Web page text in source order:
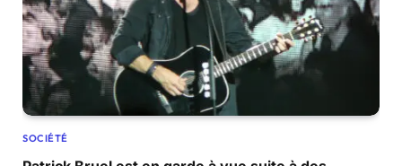
SOCIÉTÉ